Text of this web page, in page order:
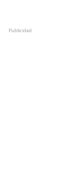
Publicidad